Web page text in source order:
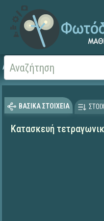
Αρχική
ΒΑΣΙΚΑ ΣΤΟΙΧΕΙΑ
Κατασκευή